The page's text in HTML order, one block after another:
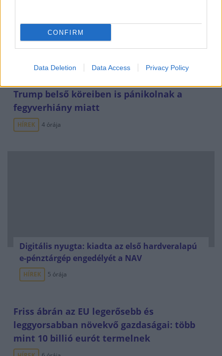
CONFIRM
Data Deletion Data Access Privacy Policy
Csak egy válsággal lehet megfosztani a dollárt
a pénzügyi tróntól!
Trump belső köreiben is pánikolnak a
fegyverhiány miatt
HÍREK 4 órája
Digitális nyugta: kiadta az első hardveralapú
e-pénztárgép engedélyét a NAV
HÍREK 5 órája
Friss ábrán az EU legerősebb és
leggyorsabban növekvő gazdaságai: több
mint 10 billió eurót termelnek